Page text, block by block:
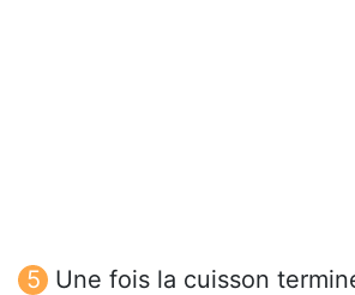
Une fois la cuisson